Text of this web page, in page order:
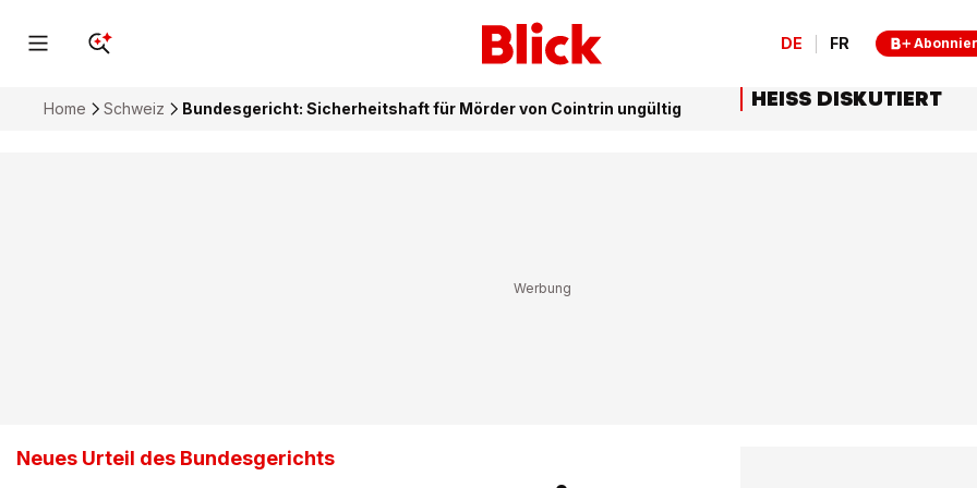
DE FR
Home Schweiz Bundesgericht: Sicherheitshaft für Mörder von Cointrin ungültig
Neues Urteil des Bundesgerichts
HEISS DISKUTIERT